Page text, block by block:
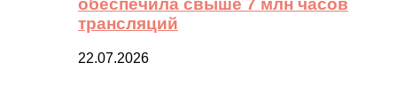
обеспечила свыше 7 млн часов
трансляций
22.07.2026